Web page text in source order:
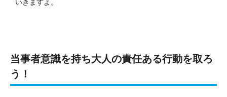
いきますよ。
当事者意識を持ち大人の責任ある行動を取ろ
う！